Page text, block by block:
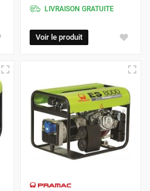
LIVRAISON GRATUITE
Voir le produit